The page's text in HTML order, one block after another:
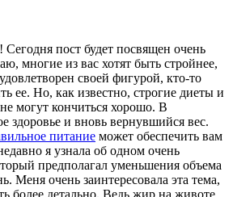
пост будет посвящен очень
многие из вас хотят быть стройнее,
своей фигурой, кто-то
ее. Но, как известно, строгие диеты и
могут кончиться хорошо. В
здоровье и вновь вернувшийся вес.
питание может обеспечить вам
я узнала об одном очень
предполагал уменьшения объема
Меня очень заинтересовала эта тема,